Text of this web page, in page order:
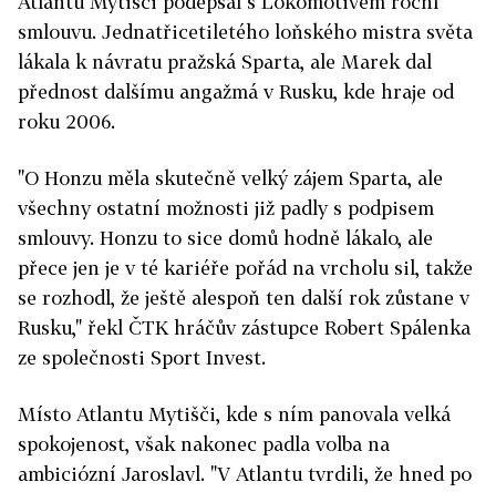
smlouvu. Jednatřicetiletého loňského mistra světa
lákala k návratu pražská Sparta, ale Marek dal
přednost dalšímu angažmá v Rusku, kde hraje od
roku 2006.
"O Honzu měla skutečně velký zájem Sparta, ale
všechny ostatní možnosti již padly s podpisem
smlouvy. Honzu to sice domů hodně lákalo, ale
přece jen je v té kariéře pořád na vrcholu sil, takže
se rozhodl, že ještě alespoň ten další rok zůstane v
Rusku," řekl ČTK hráčův zástupce Robert Spálenka
ze společnosti Sport Invest.
Místo Atlantu Mytišči, kde s ním panovala velká
spokojenost, však nakonec padla volba na
ambiciózní Jaroslavl. "V Atlantu tvrdili, že hned po